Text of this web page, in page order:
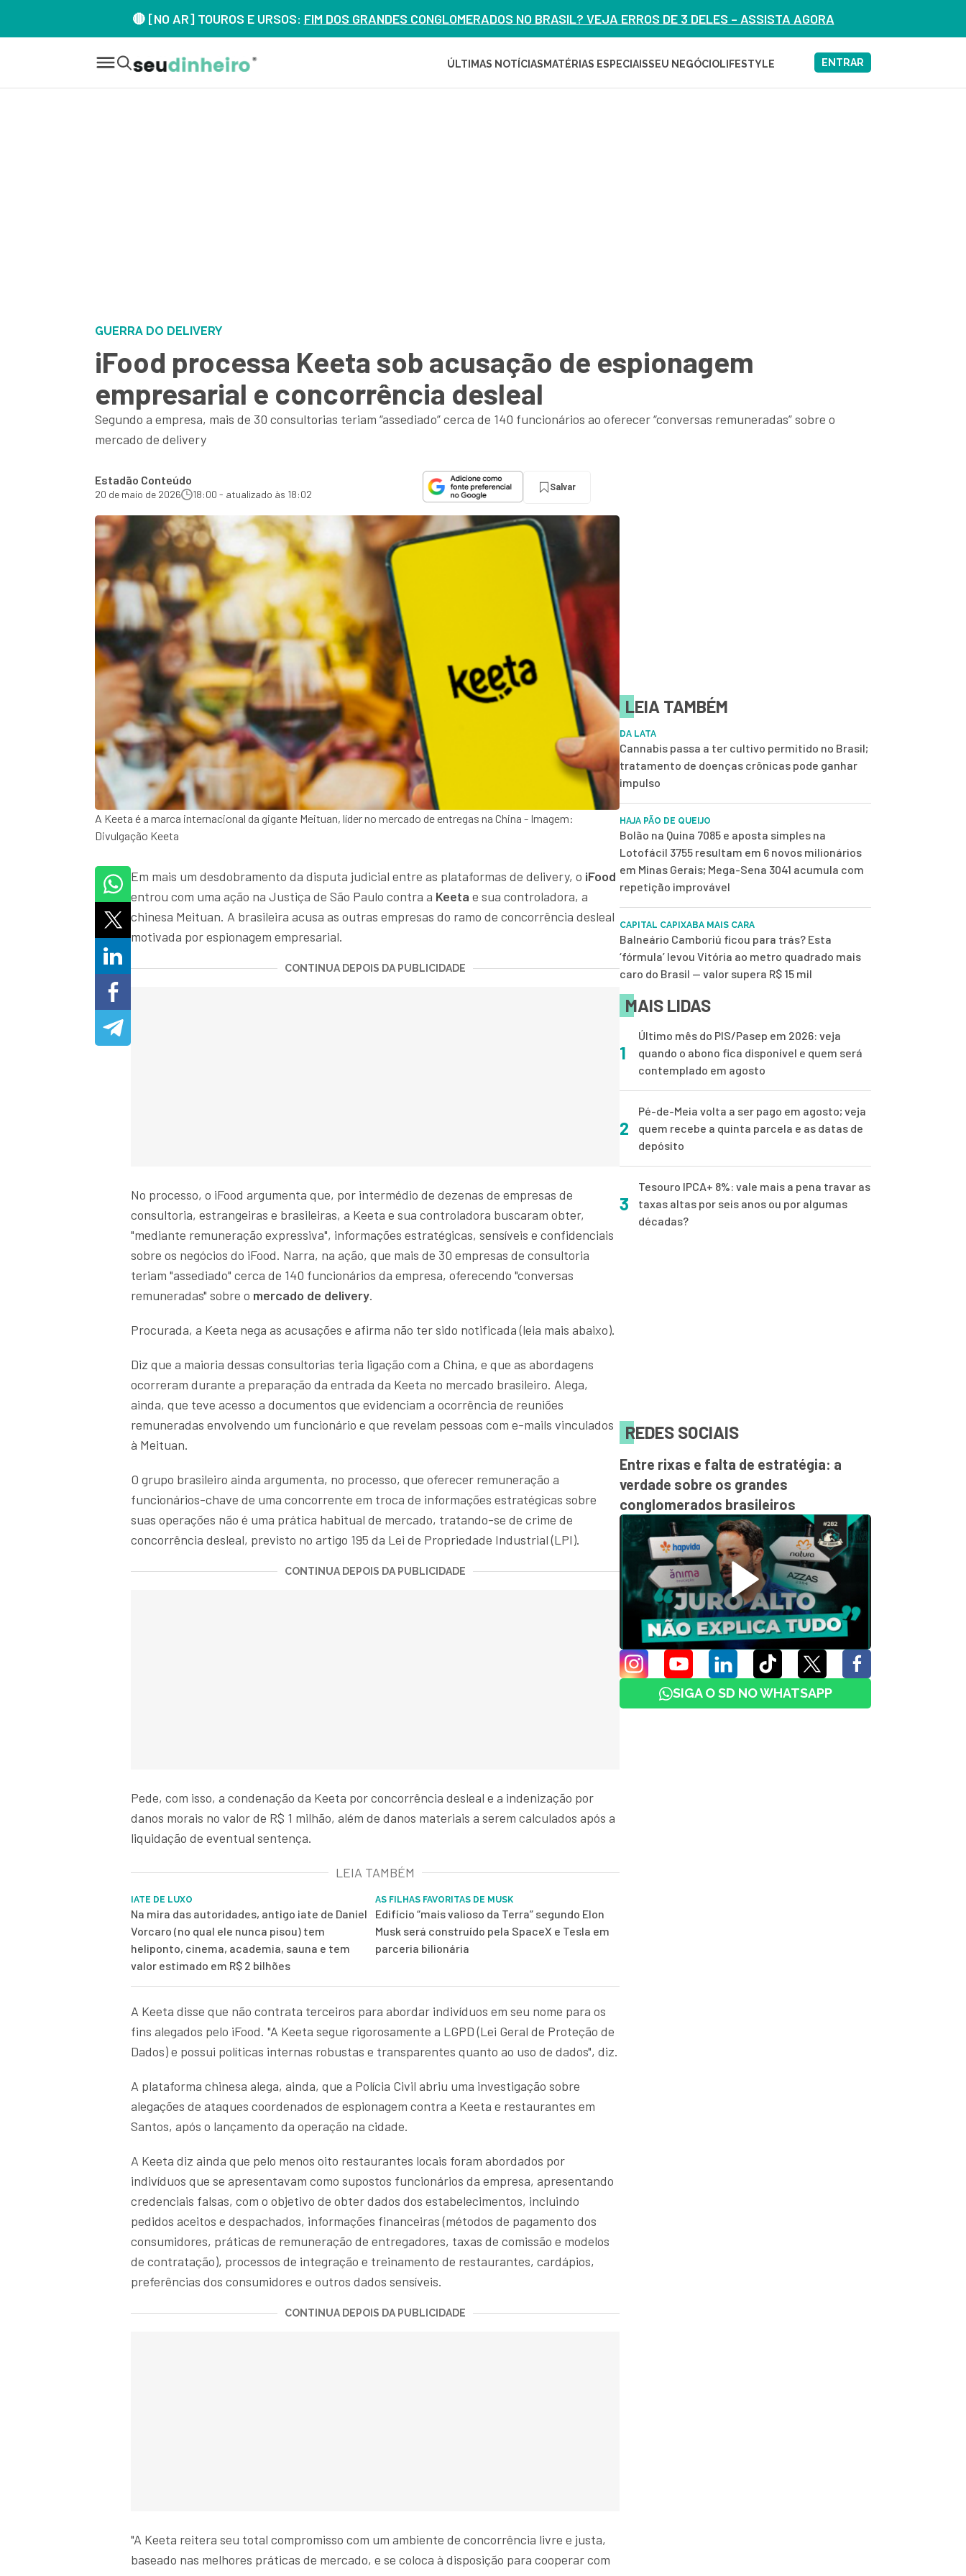
🔴 [NO AR] TOUROS E URSOS: FIM DOS GRANDES CONGLOMERADOS NO BRASIL? VEJA ERROS DE 3 DELES – ASSISTA AGORA
ÚLTIMAS NOTÍCIAS MATÉRIAS ESPECIAISSEU NEGÓCIOLIFESTYLE ENTRAR
GUERRA DO DELIVERY
iFood processa Keeta sob acusação de espionagem
empresarial e concorrência desleal
Segundo a empresa, mais de 30 consultorias teriam “assediado” cerca de 140 funcionários ao oferecer “conversas remuneradas” sobre o
mercado de delivery
Estadão Conteúdo
20 de maio de 2026 18:00 - atualizado às 18:02
Salvar
A Keeta é a marca internacional da gigante Meituan, líder no mercado de entregas na China - Imagem:
Divulgação Keeta
Em mais um desdobramento da disputa judicial entre as plataformas de delivery, o iFood
entrou com uma ação na Justiça de São Paulo contra a Keeta e sua controladora, a
chinesa Meituan. A brasileira acusa as outras empresas do ramo de concorrência desleal
motivada por espionagem empresarial.
CONTINUA DEPOIS DA PUBLICIDADE
No processo, o iFood argumenta que, por intermédio de dezenas de empresas de
consultoria, estrangeiras e brasileiras, a Keeta e sua controladora buscaram obter,
"mediante remuneração expressiva", informações estratégicas, sensíveis e confidenciais
sobre os negócios do iFood. Narra, na ação, que mais de 30 empresas de consultoria
teriam "assediado" cerca de 140 funcionários da empresa, oferecendo "conversas
remuneradas" sobre o mercado de delivery.
Procurada, a Keeta nega as acusações e afirma não ter sido notificada (leia mais abaixo).
Diz que a maioria dessas consultorias teria ligação com a China, e que as abordagens
ocorreram durante a preparação da entrada da Keeta no mercado brasileiro. Alega,
ainda, que teve acesso a documentos que evidenciam a ocorrência de reuniões
remuneradas envolvendo um funcionário e que revelam pessoas com e-mails vinculados
à Meituan.
O grupo brasileiro ainda argumenta, no processo, que oferecer remuneração a
funcionários-chave de uma concorrente em troca de informações estratégicas sobre
suas operações não é uma prática habitual de mercado, tratando-se de crime de
concorrência desleal, previsto no artigo 195 da Lei de Propriedade Industrial (LPI).
CONTINUA DEPOIS DA PUBLICIDADE
Pede, com isso, a condenação da Keeta por concorrência desleal e a indenização por
danos morais no valor de R$ 1 milhão, além de danos materiais a serem calculados após a
liquidação de eventual sentença.
LEIA TAMBÉM
IATE DE LUXO
Na mira das autoridades, antigo iate de Daniel
Vorcaro (no qual ele nunca pisou) tem
heliponto, cinema, academia, sauna e tem
valor estimado em R$ 2 bilhões
AS FILHAS FAVORITAS DE MUSK
Edifício “mais valioso da Terra” segundo Elon
Musk será construído pela SpaceX e Tesla em
parceria bilionária
A Keeta disse que não contrata terceiros para abordar indivíduos em seu nome para os
fins alegados pelo iFood. "A Keeta segue rigorosamente a LGPD (Lei Geral de Proteção de
Dados) e possui políticas internas robustas e transparentes quanto ao uso de dados", diz.
A plataforma chinesa alega, ainda, que a Polícia Civil abriu uma investigação sobre
alegações de ataques coordenados de espionagem contra a Keeta e restaurantes em
Santos, após o lançamento da operação na cidade.
A Keeta diz ainda que pelo menos oito restaurantes locais foram abordados por
indivíduos que se apresentavam como supostos funcionários da empresa, apresentando
credenciais falsas, com o objetivo de obter dados dos estabelecimentos, incluindo
pedidos aceitos e despachados, informações financeiras (métodos de pagamento dos
consumidores, práticas de remuneração de entregadores, taxas de comissão e modelos
de contratação), processos de integração e treinamento de restaurantes, cardápios,
preferências dos consumidores e outros dados sensíveis.
CONTINUA DEPOIS DA PUBLICIDADE
"A Keeta reitera seu total compromisso com um ambiente de concorrência livre e justa,
baseado nas melhores práticas de mercado, e se coloca à disposição para cooperar com
LEIA TAMBÉM
DA LATA
Cannabis passa a ter cultivo permitido no Brasil;
tratamento de doenças crônicas pode ganhar
impulso
HAJA PÃO DE QUEIJO
Bolão na Quina 7085 e aposta simples na
Lotofácil 3755 resultam em 6 novos milionários
em Minas Gerais; Mega-Sena 3041 acumula com
repetição improvável
CAPITAL CAPIXABA MAIS CARA
Balneário Camboriú ficou para trás? Esta
‘fórmula’ levou Vitória ao metro quadrado mais
caro do Brasil — valor supera R$ 15 mil
MAIS LIDAS
1
Último mês do PIS/Pasep em 2026: veja
quando o abono fica disponível e quem será
contemplado em agosto
2
Pé-de-Meia volta a ser pago em agosto; veja
quem recebe a quinta parcela e as datas de
depósito
3
Tesouro IPCA+ 8%: vale mais a pena travar as
taxas altas por seis anos ou por algumas
décadas?
REDES SOCIAIS
Entre rixas e falta de estratégia: a
verdade sobre os grandes
conglomerados brasileiros
SIGA O SD NO WHATSAPP